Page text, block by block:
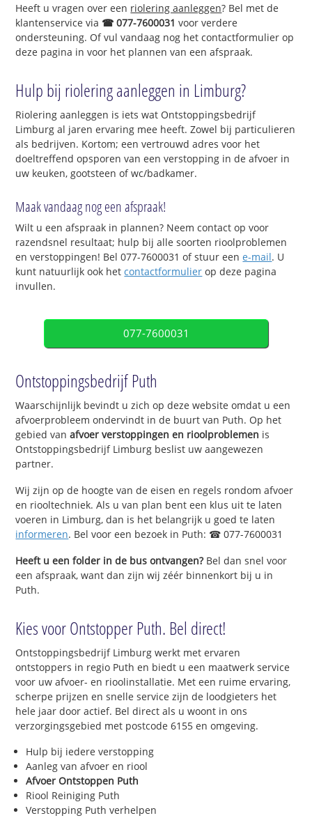
Heeft u vragen over een riolering aanleggen? Bel met de
klantenservice via ☎ 077-7600031 voor verdere
ondersteuning. Of vul vandaag nog het contactformulier op
deze pagina in voor het plannen van een afspraak.
Hulp bij riolering aanleggen in Limburg?
Riolering aanleggen is iets wat Ontstoppingsbedrijf
Limburg al jaren ervaring mee heeft. Zowel bij particulieren
als bedrijven. Kortom; een vertrouwd adres voor het
doeltreffend opsporen van een verstopping in de afvoer in
uw keuken, gootsteen of wc/badkamer.
Maak vandaag nog een afspraak!
Wilt u een afspraak in plannen? Neem contact op voor
razendsnel resultaat; hulp bij alle soorten rioolproblemen
en verstoppingen! Bel 077-7600031 of stuur eene-mail. U
kunt natuurlijk ook hetcontactformulier op deze pagina
invullen.
077-7600031
Ontstoppingsbedrijf Puth
Waarschijnlijk bevindt u zich op deze website omdat u een
afvoerprobleem ondervindt in de buurt van Puth. Op het
gebied vanafvoer verstoppingen en rioolproblemen is
Ontstoppingsbedrijf Limburg beslist uw aangewezen
partner.
Wij zijn op de hoogte van de eisen en regels rondom afvoer
en riooltechniek. Als u van plan bent een klus uit te laten
voeren in Limburg, dan is het belangrijk u goed te laten
informeren. Bel voor een bezoek in Puth: ☎ 077-7600031
Heeft u een folder in de bus ontvangen?Bel dan snel voor
een afspraak, want dan zijn wij zéér binnenkort bij u in
Puth.
Kies voor Ontstopper Puth. Bel direct!
Ontstoppingsbedrijf Limburg werkt met ervaren
ontstoppers in regio Puth en biedt u een maatwerk service
voor uw afvoer- en rioolinstallatie. Met een ruime ervaring,
scherpe prijzen en snelle service zijn de loodgieters het
hele jaar door actief. Bel direct als u woont in ons
verzorgingsgebied met postcode 6155 en omgeving.
Hulp bij iedere verstopping
Aanleg van afvoer en riool
Afvoer Ontstoppen Puth
Riool Reiniging Puth
Verstopping Puth verhelpen